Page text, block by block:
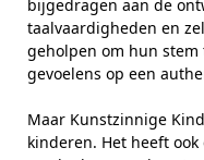
bijgedragen aan de
taalvaardigheden en
geholpen om hun
gevoelens op een
Maar Kunstzinnige
kinderen. Het heeft